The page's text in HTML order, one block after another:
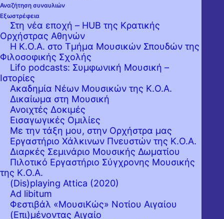
Αναζήτηση συναυλιών
Εξωστρέφεια
Στη νέα εποχή – HUB της Κρατικής
Ορχήστρας Αθηνών
Η Κ.Ο.Α. στο Τμήμα Μουσικών Σπουδών της
Φιλοσοφικής Σχολής
Lifo podcasts: Συμφωνική Μουσική –
Ιστορίες
Ακαδημία Νέων Μουσικών της Κ.Ο.Α.
Δικαίωμα στη Μουσική
Ανοιχτές Δοκιμές
Εισαγωγικές Ομιλίες
Με την τάξη μου, στην Ορχήστρα μας
Εργαστήριo Χάλκινων Πνευστών της Κ.Ο.Α.
Διαρκές Σεμινάριο Μουσικής Δωματίου
Πιλοτικό Εργαστήριο Σύγχρονης Μουσικής
της Κ.Ο.Α.
(Dis)playing Attica (2020)
Ad libitum
Φεστιβάλ «ΜουσιΚώς» Νοτίου Αιγαίου
(Επι)μένοντας Αιγαίο